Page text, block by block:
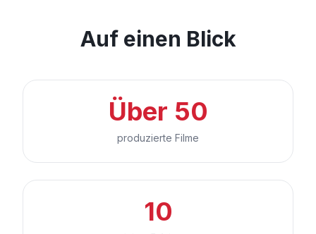
Auf einen Blick
Über 50
produzierte Filme
10